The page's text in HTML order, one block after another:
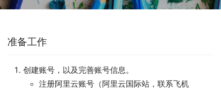
准备工作
创建账号，以及完善账号信息。
注册阿里云账号（阿里云国际站，联系飞机